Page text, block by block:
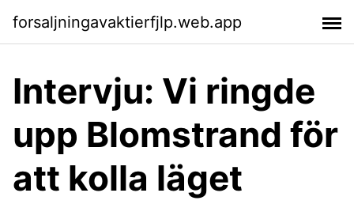
forsaljningavaktierfjlp.web.app
Intervju: Vi ringde
upp Blomstrand för
att kolla läget